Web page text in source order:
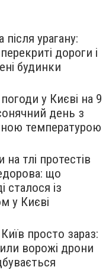
урагану:
дороги і
будинки
у Києві на 9
день з
температурою
на тлі протестів
що
сталося із
у Києві
просто зараз:
ворожі дрони